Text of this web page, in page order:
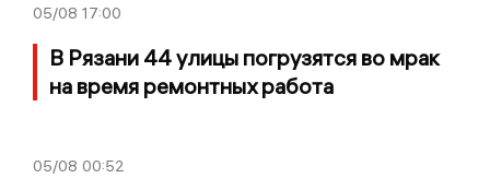
05/08 17:00
В Рязани 44 улицы погрузятся во мрак
на время ремонтных работа
05/08 00:52